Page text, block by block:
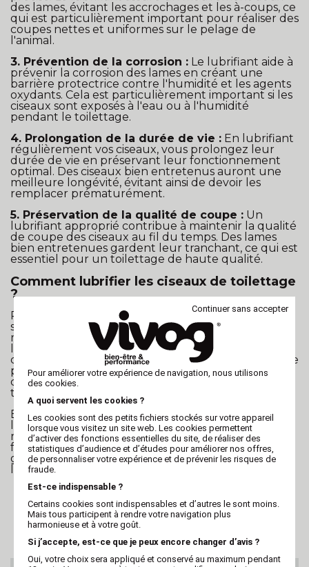
des lames, évitant les accrochages et les à-coups, ce
qui est particulièrement important pour réaliser des
coupes nettes et uniformes sur le pelage de
l'animal.
3. Prévention de la corrosion : Le lubrifiant aide à
prévenir la corrosion des lames en créant une
barrière protectrice contre l'humidité et les agents
oxydants. Cela est particulièrement important si les
ciseaux sont exposés à l'eau ou à l'humidité
pendant le toilettage.
4. Prolongation de la durée de vie : En lubrifiant
régulièrement vos ciseaux, vous prolongez leur
durée de vie en préservant leur fonctionnement
optimal. Des ciseaux bien entretenus auront une
meilleure longévité, évitant ainsi de devoir les
remplacer prématurément.
5. Préservation de la qualité de coupe : Un
lubrifiant approprié contribue à maintenir la qualité
de coupe des ciseaux au fil du temps. Des lames
bien entretenues gardent leur tranchant, ce qui est
essentiel pour un toilettage de haute qualité.
Comment lubrifier les ciseaux de toilettage
?
Pour lubrifier vos ciseaux, utilisez un lubrifiant
spécialement conçu pour les ciseaux ou une huile
minérale légère. Appliquez une petite quantité de
lubrifiant sur les lames et ouvrez et fermez les
ciseaux plusieurs fois pour répartir uniformément le
produit. Essuyez l'excédent de lubrifiant avec un
chiffon propre et sec avant de reprendre le
toilettage.
En résumé, le lubrifiant joue un rôle essentiel dans
l'entretien des ciseaux de toilettage. En lubrifiant
régulièrement vos ciseaux, vous assurez leur bon
fonctionnement, prolongez leur durée de vie, et
garantissez des coupes précises et professionnelles
lors de chaque séance de toilettage.
Continuer sans accepter
Pour améliorer votre expérience de navigation, nous utilisons
des cookies.
A quoi servent les cookies ?
Les cookies sont des petits fichiers stockés sur votre appareil
lorsque vous visitez un site web. Les cookies permettent
d’activer des fonctions essentielles du site, de réaliser des
statistiques d’audience et d’études pour améliorer nos offres,
de personnaliser votre expérience et de prévenir les risques de
fraude.
Est-ce indispensable ?
Certains cookies sont indispensables et d’autres le sont moins.
Mais tous participent à rendre votre navigation plus
harmonieuse et à votre goût.
Si j’accepte, est-ce que je peux encore changer d’avis ?
Oui, votre choix sera appliqué et conservé au maximum pendant